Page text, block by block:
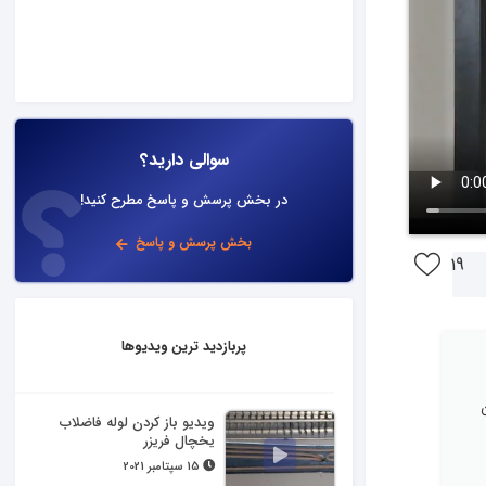
19
سوالی دارید؟
در بخش پرسش و پاسخ مطرح کنید!
بخش پرسش و پاسخ
پربازدید ترین ویدیوها
ویدیو باز کردن لوله فاضلاب
یخچال فریزر